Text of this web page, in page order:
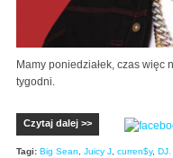
Mamy poniedziałek, czas
tygodni.
Czytaj dalej >>
Tagi: Big Sean Juicy J curren$y, DJ.